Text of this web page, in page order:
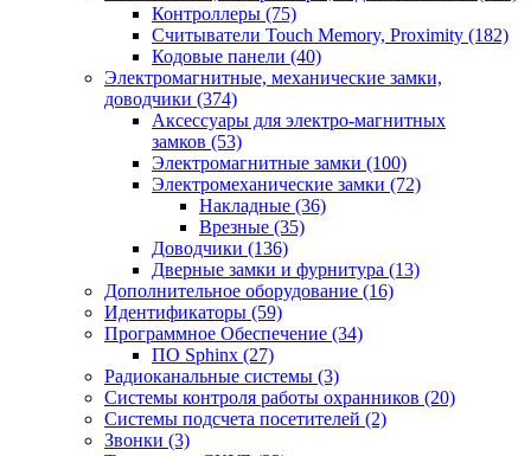
Контроллеры (75)
Считыватели Touch Memory, Proximity (182)
Кодовые панели (40)
Электромагнитные, механические замки,
доводчики (374)
Аксессуары для электро-магнитных
замков (53)
Электромагнитные замки (100)
Электромеханические замки (72)
Накладные (36)
Врезные (35)
Доводчики (136)
Дверные замки и фурнитура (13)
Дополнительное оборудование (16)
Идентификаторы (59)
Программное Обеспечение (34)
ПО Sphinx (27)
Радиоканальные системы (3)
Системы контроля работы охранников (20)
Системы подсчета посетителей (2)
Звонки (3)